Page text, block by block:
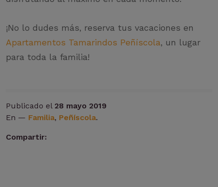
¡No lo dudes más, reserva tus vacaciones en
Apartamentos Tamarindos Peñíscola, un lugar
para toda la familia!
Publicado el 28 mayo 2019
En — Familia, Peñíscola.
Compartir: